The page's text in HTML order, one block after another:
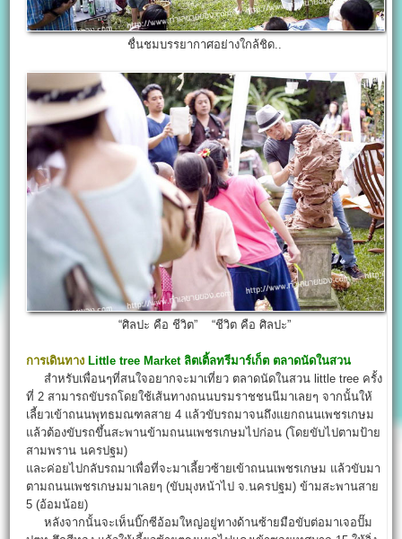
ชื่นชมบรรยากาศอย่างใกล้ชิด..
“ศิลปะ คือ ชีวิต” “ชีวิต คือ ศิลปะ”
การเดินทาง Little tree Market ลิตเติ้ลทรีมาร์เก็ต ตลาดนัดในสวน
สำหรับเพื่อนๆที่สนใจอยากจะมาเที่ยว ตลาดนัดในสวน little tree ครั้ง
ที่ 2 สามารถขับรถโดยใช้เส้นทางถนนบรมราชชนนีมาเลยๆ จากนั้นให้
เลี้ยวเข้าถนนพุทธมณฑลสาย 4 แล้วขับรถมาจนถึงแยกถนนเพชรเกษม
แล้วต้องขับรถขึ้นสะพานข้ามถนนเพชรเกษมไปก่อน (โดยขับไปตามป้าย
สามพราน นครปฐม)
และค่อยไปกลับรถมาเพื่อที่จะมาเลี้ยวซ้ายเข้าถนนเพชรเกษม แล้วขับมา
ตามถนนเพชรเกษมมาเลยๆ (ขับมุงหน้าไป จ.นครปฐม) ข้ามสะพานสาย
5 (อ้อมน้อย)
หลังจากนั้นจะเห็นบิ๊กซีอ้อมใหญ่อยู่ทางด้านซ้ายมือขับต่อมาเจอปั๊ม